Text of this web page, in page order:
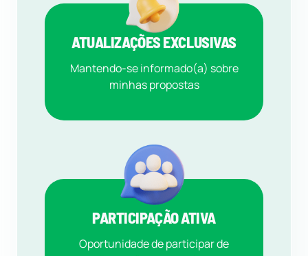
ATUALIZAÇÕES EXCLUSIVAS
Mantendo-se informado(a) sobre
minhas propostas
PARTICIPAÇÃO ATIVA
Oportunidade de participar de